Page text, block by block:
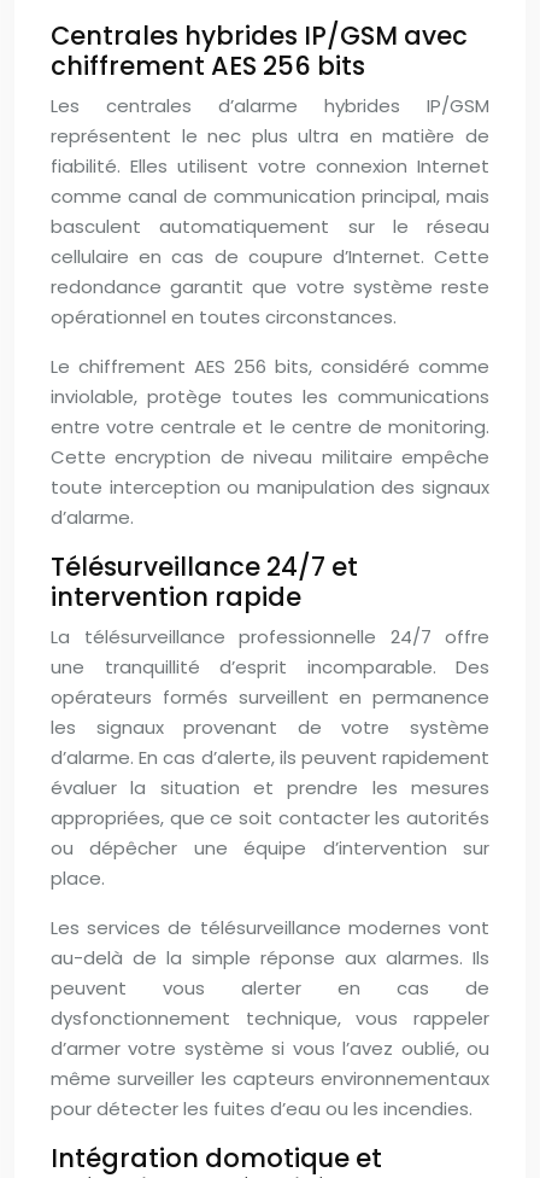
Centrales hybrides IP/GSM avec
chiffrement AES 256 bits
Les centrales d’alarme hybrides IP/GSM
représentent le nec plus ultra en matière de
fiabilité. Elles utilisent votre connexion Internet
comme canal de communication principal, mais
basculent automatiquement sur le réseau
cellulaire en cas de coupure d’Internet. Cette
redondance garantit que votre système reste
opérationnel en toutes circonstances.
Le chiffrement AES 256 bits, considéré comme
inviolable, protège toutes les communications
entre votre centrale et le centre de monitoring.
Cette encryption de niveau militaire empêche
toute interception ou manipulation des signaux
d’alarme.
Télésurveillance 24/7 et
intervention rapide
La télésurveillance professionnelle 24/7 offre
une tranquillité d’esprit incomparable. Des
opérateurs formés surveillent en permanence
les signaux provenant de votre système
d’alarme. En cas d’alerte, ils peuvent rapidement
évaluer la situation et prendre les mesures
appropriées, que ce soit contacter les autorités
ou dépêcher une équipe d’intervention sur
place.
Les services de télésurveillance modernes vont
au-delà de la simple réponse aux alarmes. Ils
peuvent vous alerter en cas de
dysfonctionnement technique, vous rappeler
d’armer votre système si vous l’avez oublié, ou
même surveiller les capteurs environnementaux
pour détecter les fuites d’eau ou les incendies.
Intégration domotique et